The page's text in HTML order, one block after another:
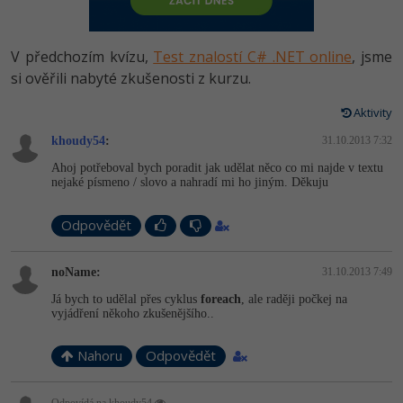
HTML5, CSS3, Bootstrap, SEO
SQL a databáze
UML a návrhové vzory
Best practices
PHP
JavaScript
HTML / CSS
MS-SQL
Vývojář mobilních aplikací
Specialista na AI a bigdata
Webdesigner
Tester
Systémový administrátor
Grafik / UX/UI návrhář
3D grafik
Projektový manažer
-80%
JavaScript -80%
C++
Swift -80%
Kotlin -80%
C
VB.NET
SQL
Návrh SW
V předchozím kvízu, Test znalostí C# .NET online, jsme
si ověřili nabyté zkušenosti z kurzu.
Aktivity
khoudy54: 31.10.2013 7:32
Ahoj potřeboval bych poradit jak udělat něco co mi najde v textu
nejaké písmeno / slovo a nahradí mi ho jiným. Děkuju
Odpovědět
noName: 31.10.2013 7:49
Já bych to udělal přes cyklus foreach, ale raději počkej na
vyjádření někoho zkušenějšího..
Nahoru Odpovědět